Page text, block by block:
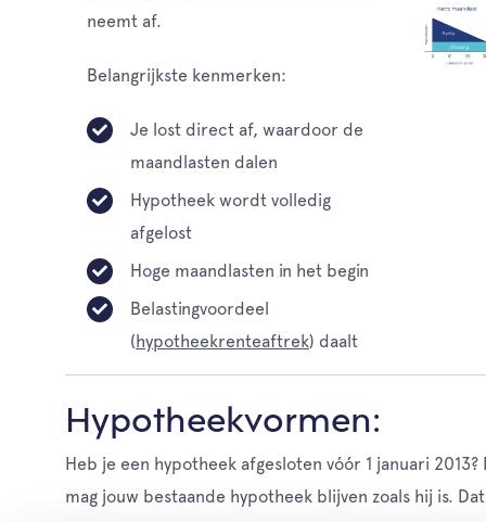
neemt af.
Belangrijkste kenmerken:
Je lost direct af, waardoor de
maandlasten dalen
Hypotheek wordt volledig
afgelost
Hoge maandlasten in het begin
Belastingvoordeel
(hypotheekrenteaftrek) daalt
Hypotheekvormen:
Heb je een hypotheek afgesloten vóór 1 januari 2013?
mag jouw bestaande hypotheek blijven zoals hij is. Dat